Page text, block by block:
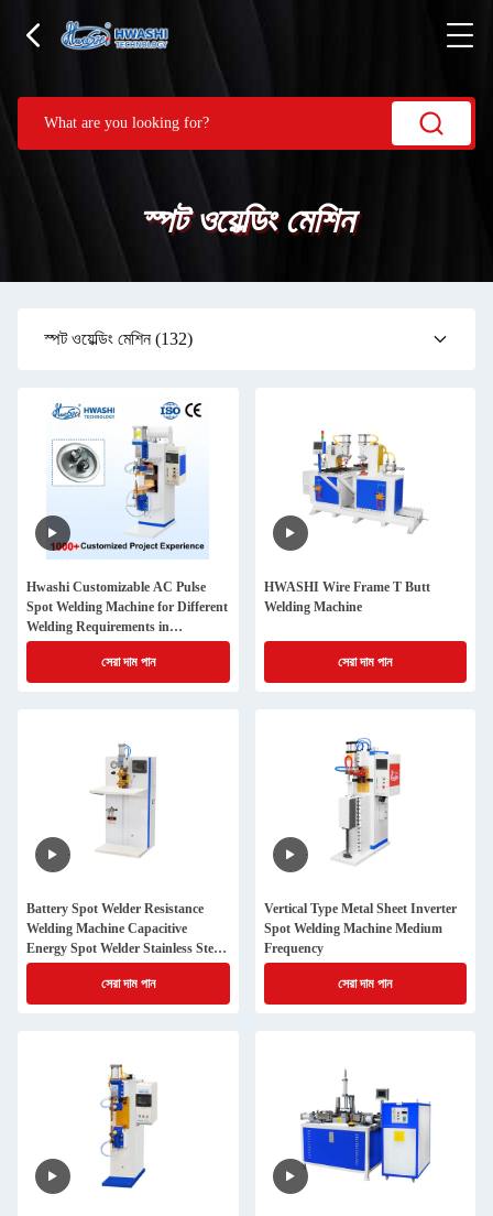
স্পট ওয়েল্ডিং মেশিন
স্পট ওয়েল্ডিং মেশিন(132)
Hwashi Customizable AC Pulse
Spot Welding Machine for Different
Welding Requirements in
Hardware Industry
সেরা দাম পান
HWASHI Wire Frame T Butt
Welding Machine
সেরা দাম পান
Battery Spot Welder Resistance
Welding Machine Capacitive
Energy Spot Welder Stainless Steel
Spot Weld Machine Price
সেরা দাম পান
Vertical Type Metal Sheet Inverter
Spot Welding Machine Medium
Frequency
সেরা দাম পান